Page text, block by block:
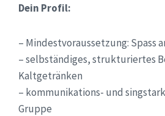
Dein Profil:
– Mindestvoraussetzung: Spass
– selbständiges, strukturiertes
Kaltgetränken
– kommunikations- und
Gruppe